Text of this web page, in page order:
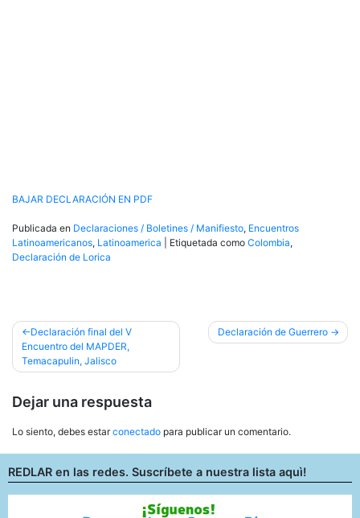
BAJAR DECLARACIÓN EN PDF
Publicada en Declaraciones / Boletines / Manifiesto, Encuentros
Latinoamericanos, Latinoamerica Etiquetada como Colombia,
Declaración de Lorica
Navegación
de
entradas
Declaración final del V
Encuentro del MAPDER,
Temacapulin, Jalisco
Declaración de Guerrero
Dejar una respuesta
Lo siento, debes estarconectado para publicar un comentario.
REDLAR en las redes. Suscríbete a nuestra lista aquì!